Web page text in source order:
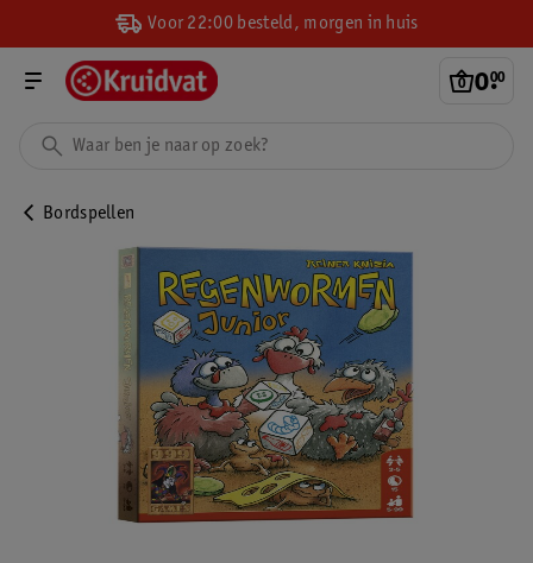
Voor 22:00 besteld, morgen in huis
0.
00
Bordspellen